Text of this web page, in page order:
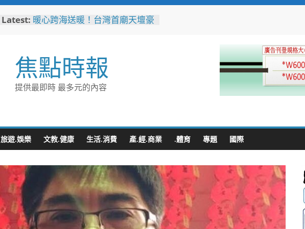
Latest: 暖心跨海送暖！台灣首廟天壇豪
警友辦事處大力相挺！岡山分局
送上「父親節」暖心祝福
守望相助的暖心守護 湖內警消
聯手破門化解獨居翁的危機
焦點時報
提供最即時 最多元的內容
旅遊.娛樂 文教.健康 生活.消費 產.經.商業 .體育 專題 國際